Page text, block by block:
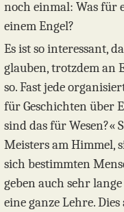
noch einmal: Was für
einem Engel?
Es ist so interessant,
glauben, trotzdem an
so. Fast jede
für Geschichten über
sind das für Wesen?«
Meisters am Himmel,
sich bestimmten
geben auch sehr
eine ganze Lehre.